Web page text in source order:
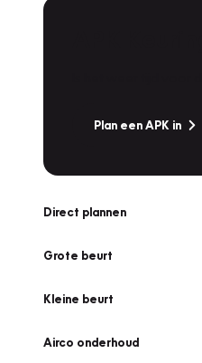
Plan een APK in
Direct plannen
Grote beurt
Kleine beurt
Airco onderhoud